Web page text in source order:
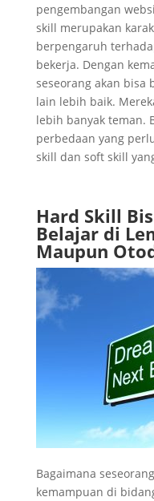
pengembangan
skill merupakan
berpengaruh
bekerja. Dengan
seseorang akan bisa
lain lebih baik.
lebih banyak teman.
perbedaan yang
skill dan soft skill
Hard Skill
Belajar di
Maupun
Bagaimana
kemampuan di